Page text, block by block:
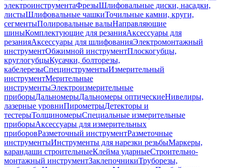
электроинструментаФрезыШлифовальные диски, насадки,
листыШлифовальные чашкиТочильные камни, круги,
сегментыПолировальные валыНаправляющие
шиныКомплектующие для резанияАксессуары для
резанияАксессуары для шлифованияЭлектромонтажный
инструментОбжимной инструментПлоскогубцы,
круглогубцыКусачки, болторезы,
кабелерезыСпецинструментыИзмерительный
инструментМерительные
инструментыЭлектроизмерительные
приборыДальномерыДальномеры оптическиеНивелиры,
лазерные уровниПирометрыДетекторы и
тестерыТолщиномерыСпециальные измерительные
приборыАксессуары для измерительных
приборовРазметочный инструментРазметочные
инструментыИнструменты для нарезки резьбыМаркеры,
карандаши строительныеКлейма ударныеСтроительно-
монтажный инструментЗаклепочникиТруборезы,